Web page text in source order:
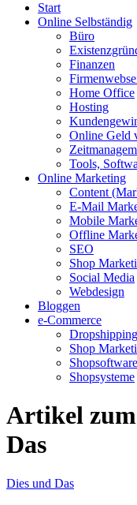
Start
Online Selbständig
Büro
Finanzen
Home Office
Hosting
Online Geld
Tools,
Online Marketing
Content
E-Mail
Mobile
Offline
SEO
Shop
Social Media
Webdesign
Bloggen
e-Commerce
Dropshipping
Shop
Shopsysteme
Artikel
Das
Dies und Das